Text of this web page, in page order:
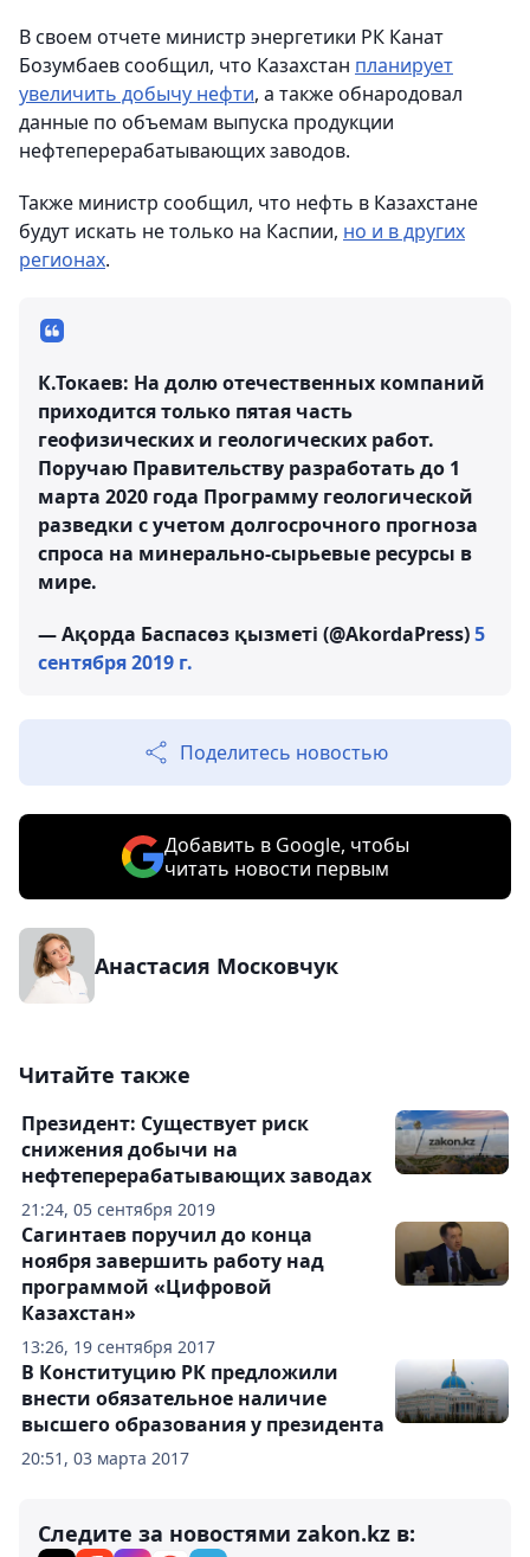
В своем отчете министр энергетики РК Канат
Бозумбаев сообщил, что Казахстан планирует
увеличить добычу нефти, а также обнародовал
данные по объемам выпуска продукции
нефтеперерабатывающих заводов.
Также министр сообщил, что нефть в Казахстане
будут искать не только на Каспии, но и в других
регионах.
К.Токаев: На долю отечественных компаний
приходится только пятая часть
геофизических и геологических работ.
Поручаю Правительству разработать до 1
марта 2020 года Программу геологической
разведки с учетом долгосрочного прогноза
спроса на минерально-сырьевые ресурсы в
мире.
— Ақорда Баспасөз қызметі (@AkordaPress)5
сентября 2019 г.
Поделитесь новостью
Добавить в Google, чтобы
читать новости первым
Анастасия Московчук
Читайте также
21:24, 05 сентября 2019
Президент: Существует риск
снижения добычи на
нефтеперерабатывающих заводах
13:26, 19 сентября 2017
Сагинтаев поручил до конца
ноября завершить работу над
программой «Цифровой
Казахстан»
20:51, 03 марта 2017
В Конституцию РК предложили
внести обязательное наличие
высшего образования у президента
Следите за новостями zakon.kz в: